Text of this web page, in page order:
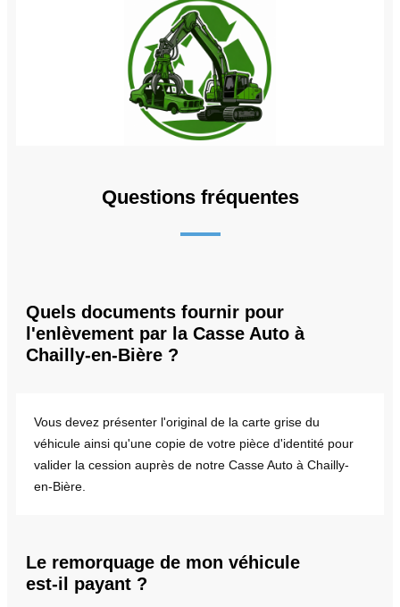
Questions fréquentes
Quels documents fournir pour
l'enlèvement par la Casse Auto à
Chailly-en-Bière ?
Vous devez présenter l'original de la carte grise du
véhicule ainsi qu'une copie de votre pièce d'identité pour
valider la cession auprès de notre Casse Auto à Chailly-
en-Bière.
Le remorquage de mon véhicule
est-il payant ?